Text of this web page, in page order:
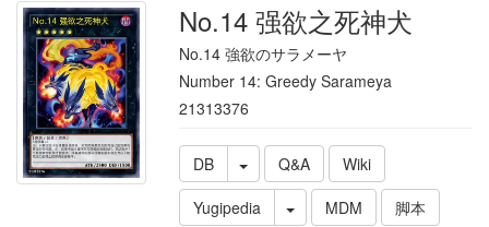
No.14 强欲之死神犬
No.14 強欲のサラメーヤ
Number 14: Greedy Sarameya
21313376
DB Q&A
Wiki
Yugipedia
MDM
脚本